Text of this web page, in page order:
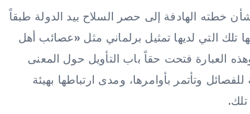
خطته الهادفة إلى حصر السلاح بيد الدولة طبقاً
تلك التي لديها تمثيل برلماني مثل «عصائب أهل
العبارة فتحت حقاً باب التأويل حول المعنى
وتأتمر بأوامرها، ومدى ارتباطها بهيئة